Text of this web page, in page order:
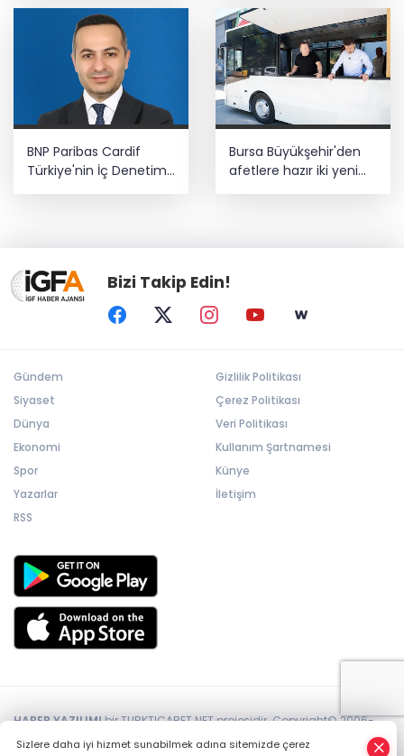
BNP Paribas Cardif
Türkiye'nin İç Denetim
Direktörü Mustafa
Bursa Büyükşehir'den
afetlere hazır iki yeni
mobil araç
Bizi Takip Edin!
Gündem
Siyaset
Dünya
Ekonomi
Spor
Yazarlar
RSS
Gizlilik Politikası
Çerez Politikası
Veri Politikası
Kullanım Şartnamesi
Künye
İletişim
HABER YAZILIMIbir TURKTICARET.NET projesidir. Copyright© 2006-
Sizlere daha iyi hizmet sunabilmek adına sitemizde çerez